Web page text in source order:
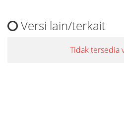
Versi lain/terkait
Tidak tersedia